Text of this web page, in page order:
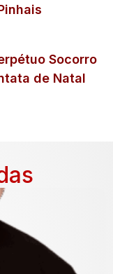
Socorro
de Natal